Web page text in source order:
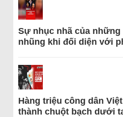
Sự nhục nhã của
nhũng khi đối diện với
Hàng triệu công dân
thành chuột bạch dưới